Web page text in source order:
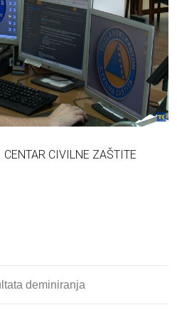
CIVILNE ZAŠTITE
deminiranja